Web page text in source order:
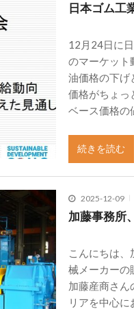
日本ゴム工
12月24日に
のマーケット
油価格の下げ
価格がちょっ
ベース価格の
続きを読む
2025-12-09
加藤事務所
こんにちは
械メーカーの
加藤産商さん
リアを中心